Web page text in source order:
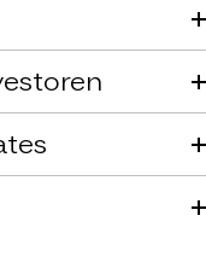
und
für
Anforderungen.
strategisch
zu